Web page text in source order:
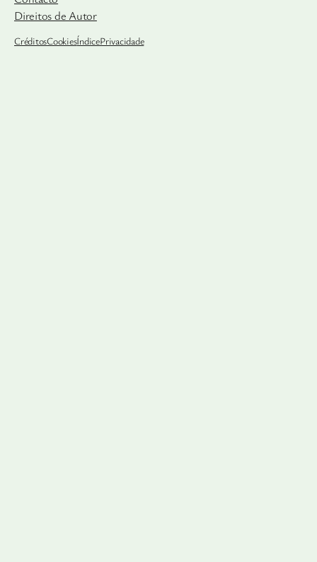
Direitos de Autor
CréditosCookiesÍndicePrivacidade